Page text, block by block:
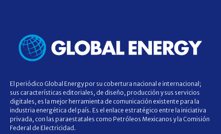
El periódico Global Energy por su cobertura nacional e internacional;
sus características editoriales, de diseño, producción y sus servicios
digitales, es la mejor herramienta de comunicación existente para la
industria energética del país. Es el enlace estratégico entre la iniciativa
privada, con las paraestatales como Petróleos Mexicanos y la Comisión
Federal de Electricidad.